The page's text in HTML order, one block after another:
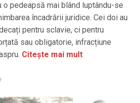
o pedeapsă mai blând luptându-se
încadrării juridice. Cei doi au
pentru sclavie, ci pentru
sau obligatorie, infracțiune
Citește mai mult